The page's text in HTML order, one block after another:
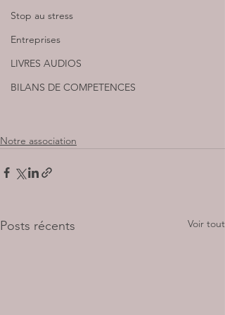
Stop au stress
Entreprises
LIVRES AUDIOS
BILANS DE COMPETENCES
Notre association
Posts récents Voir tout